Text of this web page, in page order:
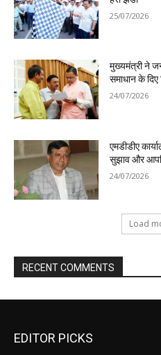
25/07/2026
मुख्यमंत्री ने
समाधान के दिए
24/07/2026
एमडीडीए
सुझाव और
24/07/2026
Load
RECENT COMMENTS
EDITOR PICKS